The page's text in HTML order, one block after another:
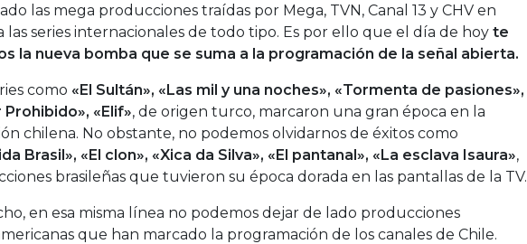
las mega producciones traídas por Mega, TVN, Canal 13 y CHV en
las series internacionales de todo tipo. Es por ello que el día de hoy te
la nueva bomba que se suma a la programación de la señal abierta.
como «El Sultán», «Las mil y una noches», «Tormenta de pasiones»,
Prohibido», «Elif», de origen turco, marcaron una gran época en la
chilena. No obstante, no podemos olvidarnos de éxitos como
Brasil», «El clon», «Xica da Silva», «El pantanal», «La esclava Isaura»,
brasileñas que tuvieron su época dorada en las pantallas de la TV.
en esa misma línea no podemos dejar de lado producciones
que han marcado la programación de los canales de Chile.